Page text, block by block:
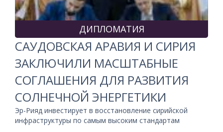
ДИПЛОМАТИЯ
САУДОВСКАЯ АРАВИЯ И СИРИЯ
ЗАКЛЮЧИЛИ МАСШТАБНЫЕ
СОГЛАШЕНИЯ ДЛЯ РАЗВИТИЯ
СОЛНЕЧНОЙ ЭНЕРГЕТИКИ
Эр-Рияд инвестирует в восстановление сирийской
инфраструктуры по самым высоким стандартам